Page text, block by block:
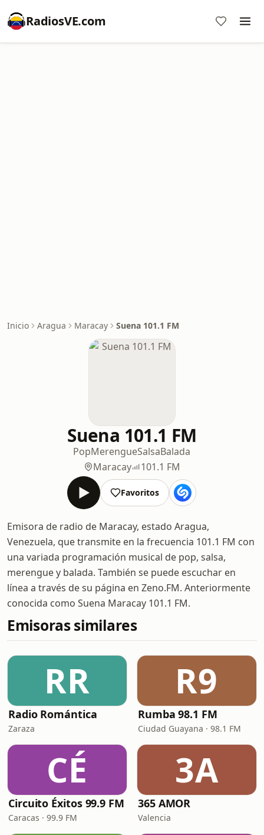
RadiosVE.com
Inicio Aragua Maracay Suena 101.1 FM
Suena 101.1 FM
PopMerengueSalsaBalada
Maracay
101.1 FM
Favoritos
Emisora de radio de Maracay, estado Aragua,
Venezuela, que transmite en la frecuencia 101.1 FM con
una variada programación musical de pop, salsa,
merengue y balada. También se puede escuchar en
línea a través de su página en Zeno.FM. Anteriormente
conocida como Suena Maracay 101.1 FM.
Emisoras similares
RR
Radio Romántica
Zaraza
R9
Rumba 98.1 FM
Ciudad Guayana · 98.1 FM
CÉ
Circuito Éxitos 99.9 FM
Caracas · 99.9 FM
3A
365 AMOR
Valencia